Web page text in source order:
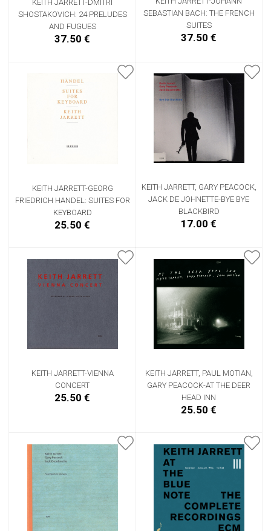
KEITH JARRETT-DMITRI
SHOSTAKOVICH: 24 PRELUDES
AND FUGUES
37.50 €
SEBASTIAN BACH: THE FRENCH
SUITES
37.50 €
KEITH JARRETT-GEORG
FRIEDRICH HANDEL: SUITES FOR
KEYBOARD
25.50 €
KEITH JARRETT, GARY PEACOCK,
JACK DE JOHNETTE-BYE BYE
BLACKBIRD
17.00 €
KEITH JARRETT-VIENNA
CONCERT
25.50 €
KEITH JARRETT, PAUL MOTIAN,
GARY PEACOCK-AT THE DEER
HEAD INN
25.50 €